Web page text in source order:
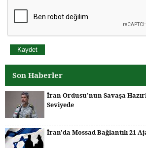
Son Haberler
İran Ordusu’nun Savaşa
Seviyede
İran'da Mossad Bağlantılı 21